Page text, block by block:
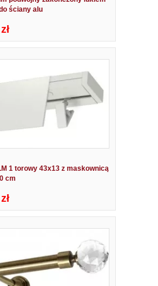
ściany alu
1 torowy 43x13 z maskownicą
cm